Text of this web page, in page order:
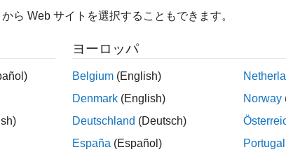
説明
doesExist = exist(sectionObj
ら Web サイトを選択することもできます。
ヨーロッパ
Belgium (English)
Denmark (English)
Deutschland (Deutsch)
España (Español)
Norway
Portugal